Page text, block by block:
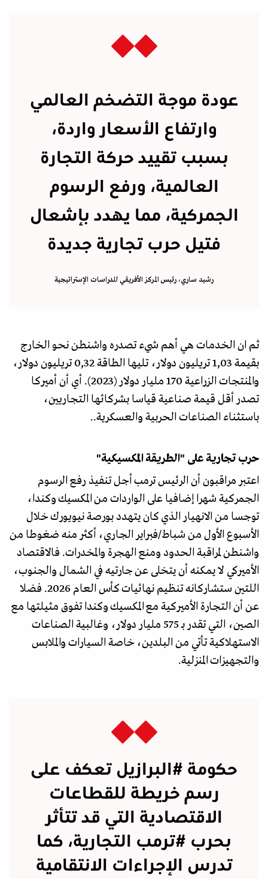
عودة موجة التضخم العالمي
وارتفاع الأسعار واردة،
بسبب تقييد حركة التجارة
العالمية، ورفع الرسوم
الجمركية، مما يهدد بإشعال
فتيل حرب تجارية جديدة
رشيد ساري، رئيس المركز الأفريقي للدراسات الإستراتيجية
ثم ان الخدمات هي أهم شيء تصدره واشنطن نحو الخارج
بقيمة 1,03 تريليون دولار، تليها الطاقة 0,32 تريليون دولار،
والمنتجات الزراعية 170 مليار دولار (2023). أي أن أميركا
تصدر أقل قيمة صناعية قياسا بشركائها التجاريين،
باستثناء الصناعات الحربية والعسكرية..
حرب تجارية على "الطريقة المكسيكية"
اعتبر مراقبون أن الرئيس ترمب أجل تنفيذ رفع الرسوم
الجمركية شهرا إضافيا على الواردات من المكسيك وكندا،
توجسا من الانهيار الذي كان يتهدد بورصة نيويورك خلال
الأسبوع الأول من شباط/فبراير الجاري، أكثر منه ضغوطا من
واشنطن لمراقبة الحدود ومنع الهجرة والمخدرات. فالاقتصاد
الأميركي لا يمكنه أن يتخلى عن جارتيه في الشمال والجنوب،
اللتين ستشاركانه تنظيم نهائيات كأس العام 2026. فضلا
عن أن التجارة الأميركية مع المكسيك وكندا تفوق مثيلتها مع
الصين، التي تقدر بـ 575 مليار دولار، وغالبية الصناعات
الاستهلاكية تأتي من البلدين، خاصة السيارات والملابس
والتجهيزات المنزلية.
حكومة #البرازيل تعكف على
رسم خريطة للقطاعات
الاقتصادية التي قد تتأثر
بحرب #ترمب التجارية، كما
تدرس الإجراءات الانتقامية